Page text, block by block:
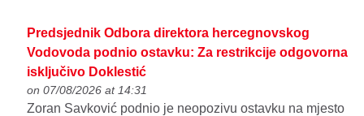
Predsjednik Odbora direktora hercegnovskog
Vodovoda podnio ostavku: Za restrikcije odgovorna
isključivo Doklestić
on 07/08/2026 at 14:31
Zoran Savković podnio je neopozivu ostavku na mjesto